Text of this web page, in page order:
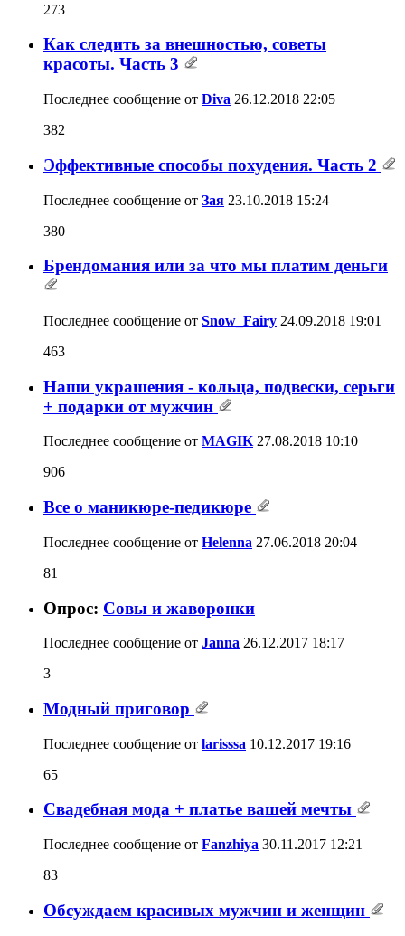
273
Как следить за внешностью, советы
красоты. Часть 3
Последнее сообщение от Diva 26.12.2018 22:05
382
Эффективные способы похудения. Часть 2
Последнее сообщение от Зая 23.10.2018 15:24
380
Брендомания или за что мы платим деньги
Последнее сообщение от Snow_Fairy 24.09.2018 19:01
463
Наши украшения - кольца, подвески, серьги
+ подарки от мужчин
Последнее сообщение от MAGIK 27.08.2018 10:10
906
Все о маникюре-педикюре
Последнее сообщение от Helenna 27.06.2018 20:04
81
Опрос: Совы и жаворонки
Последнее сообщение от Janna 26.12.2017 18:17
3
Модный приговор
Последнее сообщение от larisssa 10.12.2017 19:16
65
Свадебная мода + платье вашей мечты
Последнее сообщение от Fanzhiya 30.11.2017 12:21
83
Обсуждаем красивых мужчин и женщин